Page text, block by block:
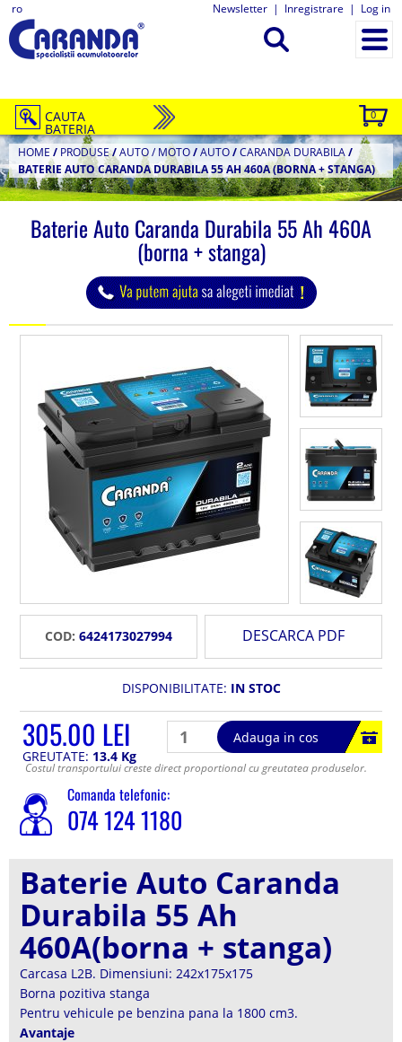
ro Newsletter | Inregistrare | Log in
0
CAUTA
BATERIA
HOME / PRODUSE/AUTO / MOTO/AUTO/CARANDA DURABILA/
BATERIE AUTO CARANDA DURABILA 55 AH 460A (BORNA + STANGA)
Baterie Auto Caranda Durabila 55 Ah 460A
(borna + stanga)
COD: 6424173027994 DESCARCA PDF
DISPONIBILITATE: IN STOC
305.00 LEI
Adauga in cos
GREUTATE: 13.4 Kg
Costul transportului creste direct proportional cu greutatea produselor.
Comanda telefonic:
074 124 1180
Baterie Auto Caranda
Durabila 55 Ah
460A(borna + stanga)
Carcasa L2B. Dimensiuni: 242x175x175
Borna pozitiva stanga
Pentru vehicule pe benzina pana la 1800 cm3.
Avantaje